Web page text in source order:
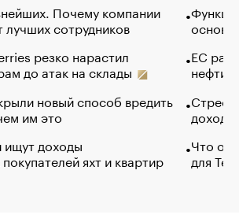
Почему компании
лучших сотрудников
резко нарастил
до атак на склады
новый способ вредить
им это
ищут доходы
яхт и квартир
основ
ЕС
нефти
Что
для